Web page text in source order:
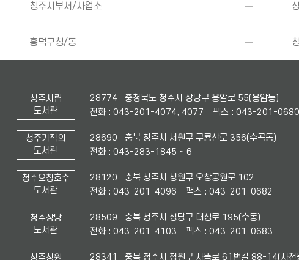
청주시부서/사업소
흥덕구청/동
청주시립
도서관
28774 충청북도 청주시 상당구 용암로 55(용암동)
전화 : 043-201-4074, 4077
팩스 : 043-201-0680
청주기적의
도서관
28690 충북 청주시 서원구 구룡산로 356(수곡동)
전화 : 043-283-1845 ~ 6
청주오창호수
도서관
28120 충북 청주시 청원구 오창공원로 102
전화 : 043-201-4096
팩스 : 043-201-0682
청주상당
도서관
28509 충북 청주시 상당구 대성로 195(수동)
전화 : 043-201-4103
팩스 : 043-201-0683
청주청원 28341 충북 청주시 청원구 사뜸로 61번길 88-14(사천